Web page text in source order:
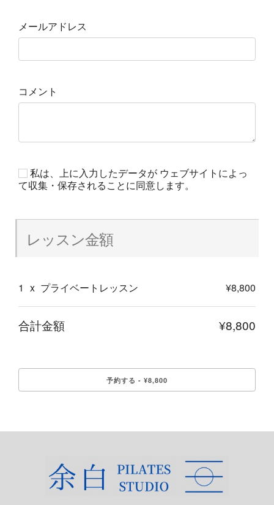
メールアドレス
コメント
私は、上に入力したデータが ウェブサイトによっ
て収集・保存されることに同意します。
レッスン金額
1 x プライベートレッスン ¥8,800
合計金額 ¥8,800